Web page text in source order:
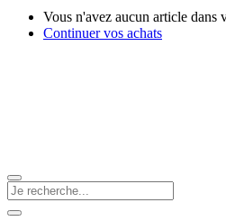
Vous n'avez aucun article dans
Continuer vos achats